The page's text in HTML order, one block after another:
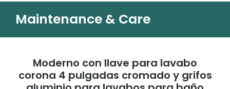
Maintenance & Care
Moderno con llave para lavabo
corona 4 pulgadas cromado y grifos